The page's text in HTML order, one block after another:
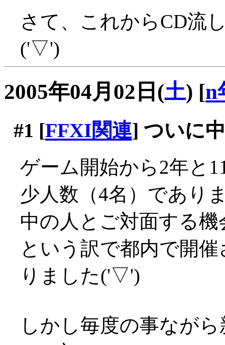
さて、これからCD流
('▽')
2005年04月02日(土) [n
#1 [FFXI関連] ついに
ゲーム開始から2年と
少人数（4名）であり
中の人とご対面する機
という訳で都内で開
りました('▽')
しかし毎度の事なが